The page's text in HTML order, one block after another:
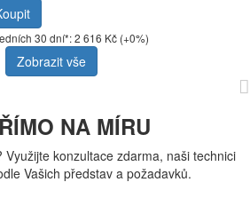
30 dní*: 2 616 Kč (+0%)
Zobrazit vše
NA MÍRU
konzultace zdarma, naši technici
Vašich představ a požadavků.